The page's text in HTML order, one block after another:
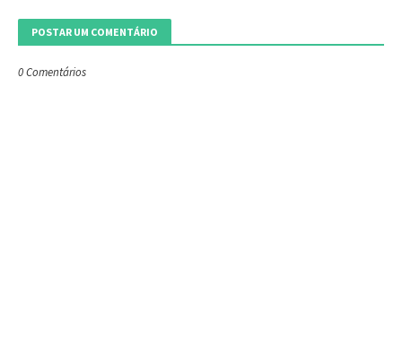
POSTAR UM COMENTÁRIO
0 Comentários